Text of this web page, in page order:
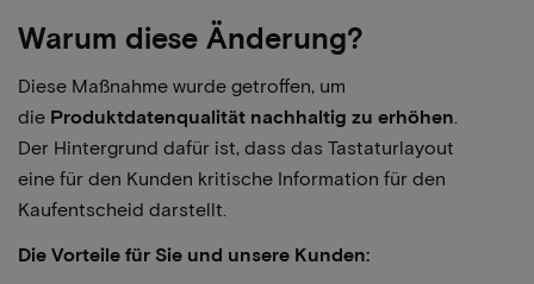
Warum diese Änderung?
Diese Maßnahme wurde getroffen, um
die Produktdatenqualität nachhaltig zu erhöhen.
Der Hintergrund dafür ist, dass das Tastaturlayout
eine für den Kunden kritische Information für den
Kaufentscheid darstellt.
Die Vorteile für Sie und unsere Kunden: